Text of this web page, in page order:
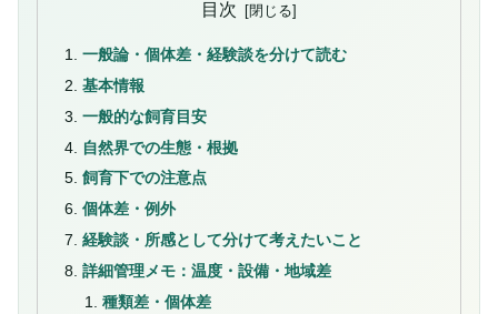
目次
一般論・個体差・経験談を分けて読む
基本情報
一般的な飼育目安
自然界での生態・根拠
飼育下での注意点
個体差・例外
経験談・所感として分けて考えたいこと
詳細管理メモ：温度・設備・地域差
種類差・個体差